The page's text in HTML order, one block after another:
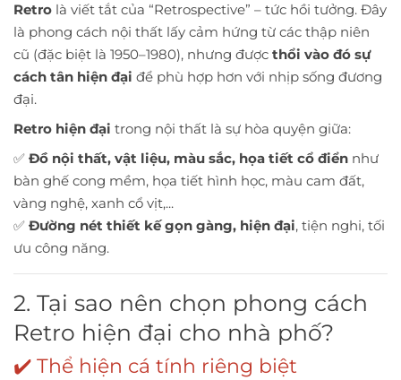
Retro là viết tắt của “Retrospective” – tức hồi tưởng. Đây
là phong cách nội thất lấy cảm hứng từ các thập niên
cũ (đặc biệt là 1950–1980), nhưng được thổi vào đó sự
cách tân hiện đại để phù hợp hơn với nhịp sống đương
đại.
Retro hiện đại trong nội thất là sự hòa quyện giữa:
✅ Đồ nội thất, vật liệu, màu sắc, họa tiết cổ điển như
bàn ghế cong mềm, họa tiết hình học, màu cam đất,
vàng nghệ, xanh cổ vịt,...
✅ Đường nét thiết kế gọn gàng, hiện đại, tiện nghi, tối
ưu công năng.
2. Tại sao nên chọn phong cách
Retro hiện đại cho nhà phố?
✔️ Thể hiện cá tính riêng biệt